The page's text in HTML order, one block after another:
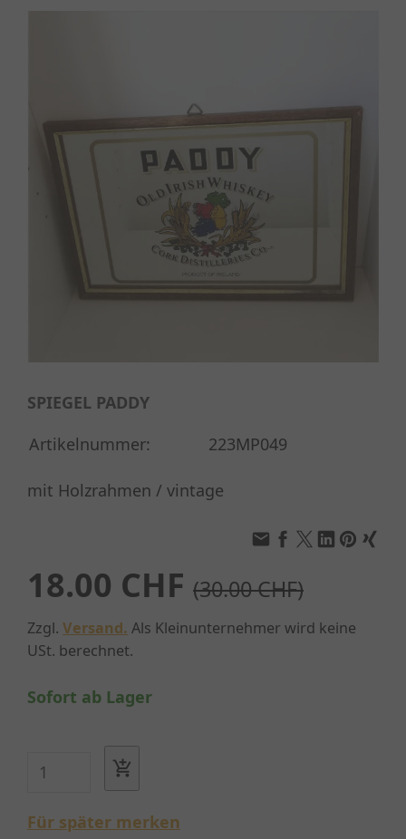
SPIEGEL PADDY
Artikelnummer:
223MP049
mit Holzrahmen / vintage
18.00 CHF (30.00 CHF)
Zzgl. Versand. Als Kleinunternehmer wird keine
USt. berechnet.
Sofort ab Lager
Für später merken